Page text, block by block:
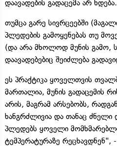
დაავადების გადაცემა არ ხდება.
თუმცა გარე სივრცეებში
პლედების გამოყენებას თუ
(და არა მხოლოდ მუნის გამო,
დაავადებებიც შეიძლება
ეს პრაქტიკა ყოველთვის
მართალია, მუნის გადაცემის
არის, მაგრამ არსებობს,
ხანგრძლივია და თანაც ძნელი
პლედებს ყოველი
ტემპერატურაზე რეცხავდნენ",